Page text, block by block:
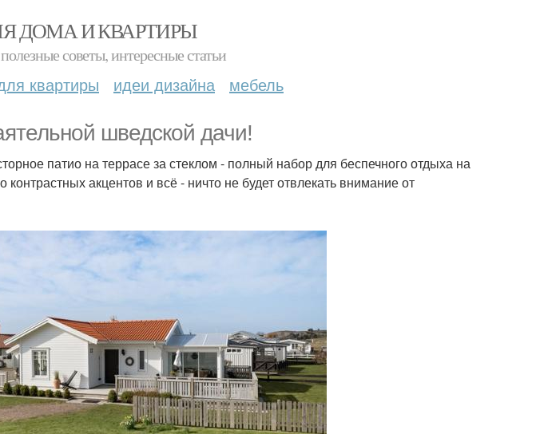
ДОМА И КВАРТИРЫ
советы, интересные статьи
квартиры идеи дизайна мебель
шведской дачи!
патио на террасе за стеклом - полный набор для беспечного отдыха на
акцентов и всё - ничто не будет отвлекать внимание от